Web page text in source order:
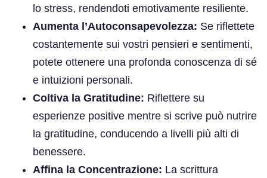
lo stress, rendendoti emotivamente resiliente.
Aumenta l’Autoconsapevolezza: Se riflettete
costantemente sui vostri pensieri e sentimenti,
potete ottenere una profonda conoscenza di sé
e intuizioni personali.
Coltiva la Gratitudine: Riflettere su
esperienze positive mentre si scrive può nutrire
la gratitudine, conducendo a livelli più alti di
benessere.
Affina la Concentrazione: La scrittura